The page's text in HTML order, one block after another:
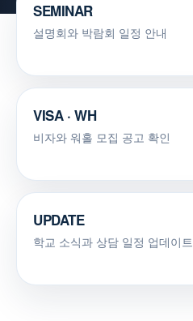
SEMINAR
설명회와 박람회 일정 안내
VISA · WH
비자와 워홀 모집 공고 확인
UPDATE
학교 소식과 상담 일정 업데이트